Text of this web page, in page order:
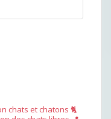
chats et chatons 🐈